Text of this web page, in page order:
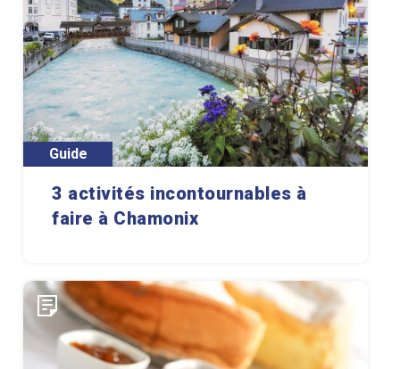
Guide
3 activités incontournables à
faire à Chamonix